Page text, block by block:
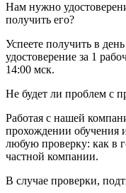
Нам нужно
получить его?
Успеете получить в
удостоверение за 1
14:00 мск.
Не будет ли проблем с
Работая с нашей
прохождении обучения
любую проверку: как в
частной компании.
В случае проверки,